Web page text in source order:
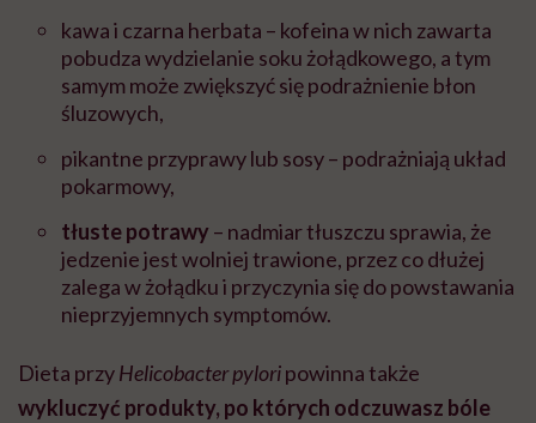
kawa i czarna herbata – kofeina w nich zawarta
pobudza wydzielanie soku żołądkowego, a tym
samym może zwiększyć się podrażnienie błon
śluzowych,
pikantne przyprawy lub sosy – podrażniają układ
pokarmowy,
tłuste potrawy – nadmiar tłuszczu sprawia, że
jedzenie jest wolniej trawione, przez co dłużej
zalega w żołądku i przyczynia się do powstawania
nieprzyjemnych symptomów.
Dieta przyHelicobacter pyloripowinna także
wykluczyć produkty, po których odczuwasz bóle